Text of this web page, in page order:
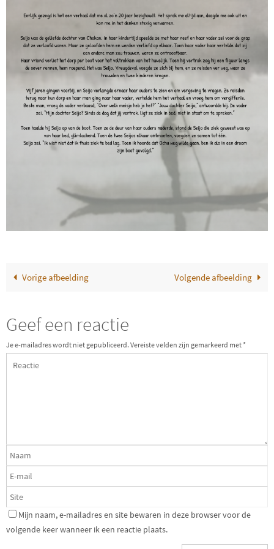
Vorige afbeelding Volgende afbeelding
Geef een reactie
Je e-mailadres wordt niet gepubliceerd. Vereiste velden zijn gemarkeerd met *
Mijn naam, e-mailadres en site bewaren in deze browser voor de
volgende keer wanneer ik een reactie plaats.